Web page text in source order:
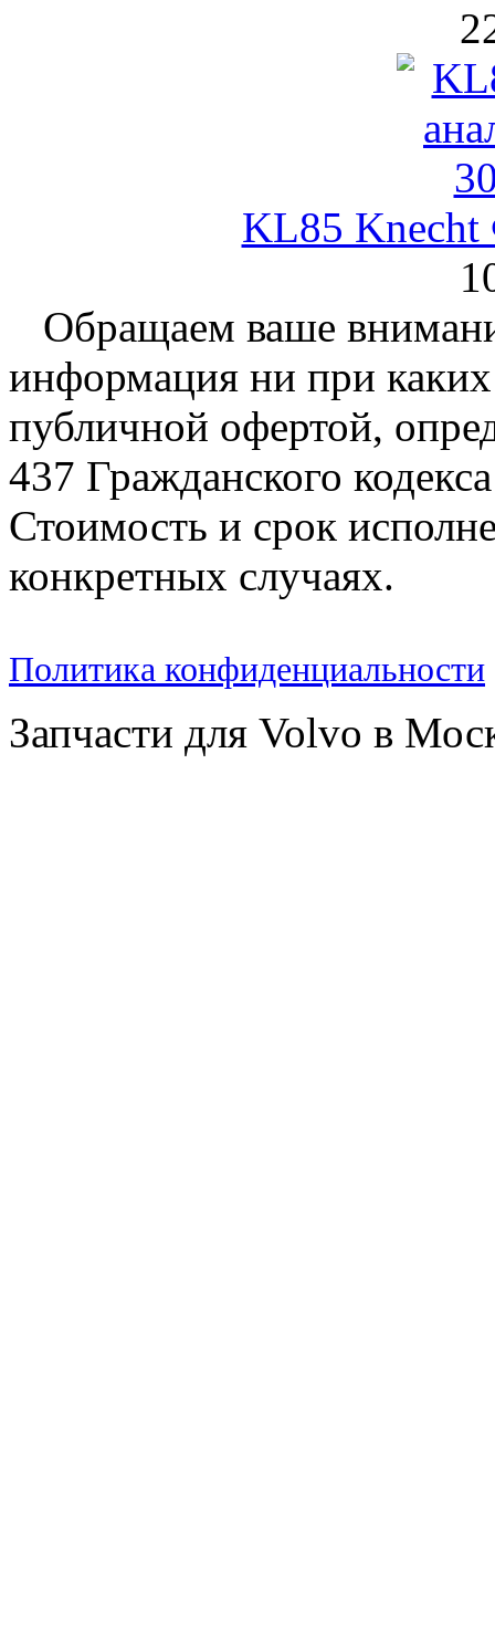
KL85 Knecht
Обращаем ваше
информация ни при каких
публичной офертой,
437 Гражданского
Стоимость и срок
конкретных случаях.
Политика конфиденциальности
Запчасти для Volvo в